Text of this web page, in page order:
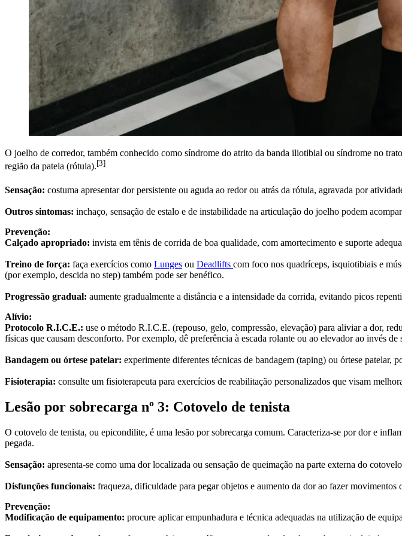
O joelho de corredor, também conhecido como síndrome do atrito da banda iliotibial ou síndrome no
região da patela (rótula).[3]
Sensação: costuma apresentar dor persistente ou aguda ao redor ou atrás da rótula, agravada por
Outros sintomas: inchaço, sensação de estalo e de instabilidade na articulação do joelho podem
Prevenção:
Calçado apropriado: invista em tênis de corrida de boa qualidade, com amortecimento e suporte
Treino de força: faça exercícios como Lunges ou Deadlifts com foco nos quadríceps, isquiotibiais e
(por exemplo, descida no step) também pode ser benéfico.
Progressão gradual: aumente gradualmente a distância e a intensidade da corrida, evitando picos
Alívio:
Protocolo R.I.C.E.: use o método R.I.C.E. (repouso, gelo, compressão, elevação) para aliviar a dor,
físicas que causam desconforto. Por exemplo, dê preferência à escada rolante ou ao elevador ao invés de
Bandagem ou órtese patelar: experimente diferentes técnicas de bandagem (taping) ou órtese patelar,
Fisioterapia: consulte um fisioterapeuta para exercícios de reabilitação personalizados que visam
Lesão por sobrecarga nº 3: Cotovelo de tenista
O cotovelo de tenista, ou epicondilite, é uma lesão por sobrecarga comum. Caracteriza-se por dor e
pegada.
Sensação: apresenta-se como uma dor localizada ou sensação de queimação na parte externa do
Disfunções funcionais: fraqueza, dificuldade para pegar objetos e aumento da dor ao fazer movimentos
Prevenção:
Modificação de equipamento: procure aplicar empunhadura e técnica adequadas na utilização de